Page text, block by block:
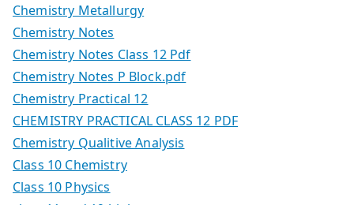
Chemistry Metallurgy
Chemistry Notes
Chemistry Notes Class 12 Pdf
Chemistry Notes P Block.pdf
Chemistry Practical 12
CHEMISTRY PRACTICAL CLASS 12 PDF
Chemistry Qualitive Analysis
Class 10 Chemistry
Class 10 Physics